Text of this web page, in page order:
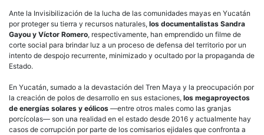
Ante la Invisibilización de la lucha de las comunidades mayas en Yucatán
por proteger su tierra y recursos naturales, los documentalistas Sandra
Gayou y Víctor Romero, respectivamente, han emprendido un filme de
corte social para brindar luz a un proceso de defensa del territorio por un
intento de despojo recurrente, minimizado y ocultado por la propaganda de
Estado.
En Yucatán, sumado a la devastación del Tren Maya y la preocupación por
la creación de polos de desarrollo en sus estaciones, los megaproyectos
de energías solares y eólicos —entre otros males como las granjas
porcícolas— son una realidad en el estado desde 2016 y actualmente hay
casos de corrupción por parte de los comisarios ejidales que confronta a